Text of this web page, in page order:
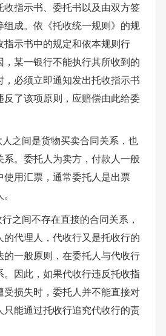
收指示书、委托书以及由双方签
成。依《托收统一规则》的规
指示书中的规定和依本规则行
某一银行不能执行其所收到的
必须立即通知发出托收指示书
反了该项原则，应赔偿由此给委
之间是货物买卖合同关系，也
系。委托人为卖方，付款人一般
使用汇票，通常委托人是出票
之间不存在直接的合同关系，
代理人，代收行又是托收行的
一般原则，在委托人与代收行
。因此，如果代收行违反托收指
损失时，委托人并不能直接对
能通过托收行追究代收行的责